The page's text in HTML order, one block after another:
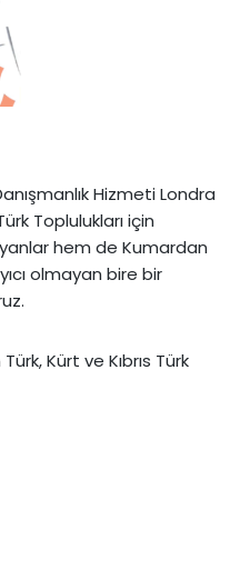
Hizmeti Londra
Toplulukları için
hem de Kumardan
olmayan bire bir
Kürt ve Kıbrıs Türk